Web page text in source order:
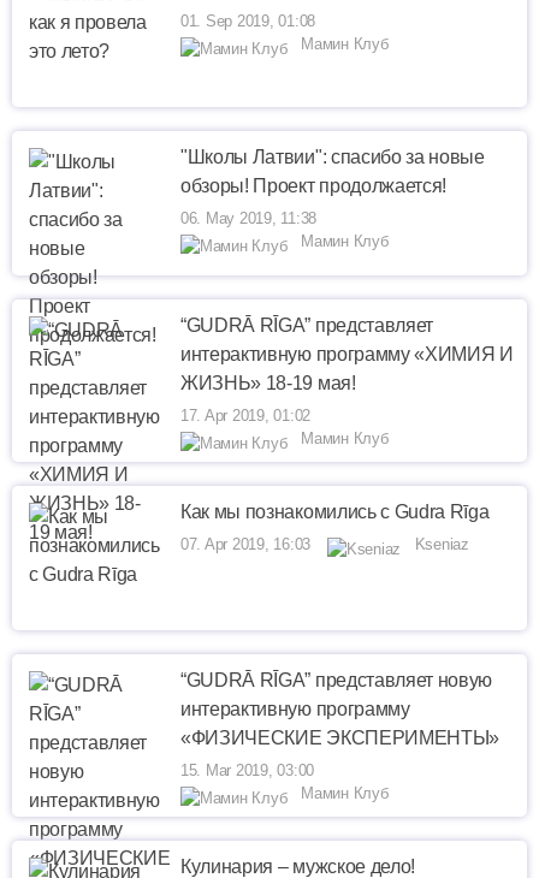
01. Sep 2019, 01:08
Мамин Клуб
"Школы Латвии": спасибо за новые
обзоры! Проект продолжается!
06. May 2019, 11:38
Мамин Клуб
“GUDRĀ RĪGA” представляет
интерактивную программу «ХИМИЯ И
ЖИЗНЬ» 18-19 мая!
17. Apr 2019, 01:02
Мамин Клуб
Как мы познакомились с Gudra Rīga
07. Apr 2019, 16:03 Kseniaz
“GUDRĀ RĪGA” представляет новую
интерактивную программу
«ФИЗИЧЕСКИЕ ЭКСПЕРИМЕНТЫ»
15. Mar 2019, 03:00
Мамин Клуб
Кулинария – мужское дело!